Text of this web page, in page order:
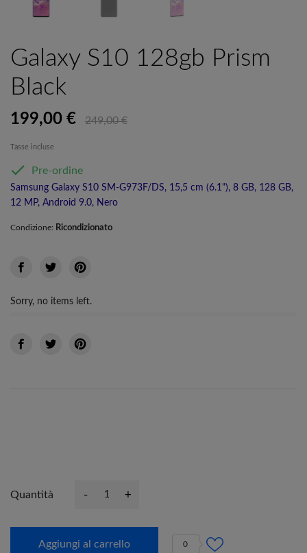
Galaxy S10 128gb Prism
Black
199,00 € 249,00 €
Tasse incluse
 Pre-ordine
Samsung Galaxy S10 SM-G973F/DS, 15,5 cm (6.1"), 8 GB, 128 GB,
12 MP, Android 9.0, Nero
Condizione: Ricondizionato
Sorry, no items left.
Quantità - +
Aggiungi al carrello 0